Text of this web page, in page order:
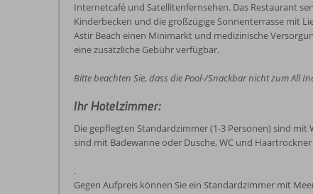
Internetcafé und Satellitenfernsehen. Das Restaurant
Kinderbecken und die großzügige Sonnenterrasse mit
Astir Beach einen Minimarkt und medizinische
eine zusätzliche Gebühr verfügbar.
Bitte beachten Sie, dass die Pool-/Snackbar nicht zum All
Ihr Hotelzimmer:
Die gepflegten Standardzimmer (1-3 Personen) sind mit
sind mit Badewanne oder Dusche, WC und
.
Gegen Aufpreis können Sie ein Standardzimmer mit